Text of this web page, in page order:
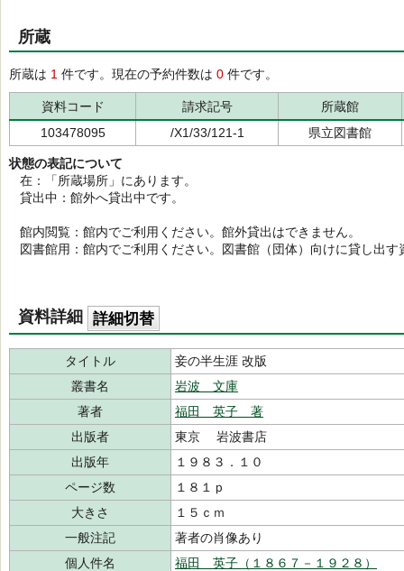
所蔵
所蔵は 1 件です。現在の予約件数は 0 件です。
資料コード 請求記号
所蔵館
103478095
/X1/33/121-1 県立図書館
状態の表記について
在：「所蔵場所」にあります。
貸出中：館外へ貸出中です。
館内閲覧：館内でご利用ください。館外貸出はできません。
図書館用：館内でご利用ください。図書館（団体）向けに貸し出す
資料詳細 詳細切替
タイトル
妾の半生涯 改版
叢書名
岩波 文庫
著者
福田 英子 著
出版者
東京 岩波書店
出版年
１９８３．１０
ページ数
１８１ｐ
大きさ
１５ｃｍ
一般注記
著者の肖像あり
個人件名
福田 英子（１８６７－１９２８）